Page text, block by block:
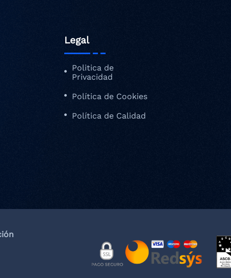
Legal
Politica de
Privacidad
Política de Cookies
Política de Calidad